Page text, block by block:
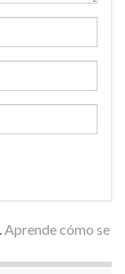
Aprende cómo se